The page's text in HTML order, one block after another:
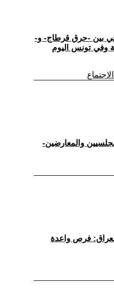
بين -حرق قرطاج- و-
وفي تونس اليوم
العراق: فرص واعدة